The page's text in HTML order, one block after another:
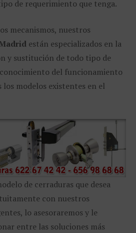
de requerimiento que tenga.
mecanismos, nuestros
están especializados en la
y sustitución de todo tipo de
del funcionamiento
modelos existentes en el
de cerraduras que desea
con nuestros
lo asesoraremos y le
entre las soluciones más